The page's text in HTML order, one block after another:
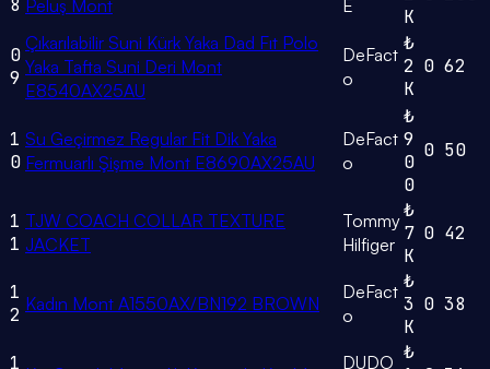
8 Peluş Mont
E
K
0
9
Çıkarılabilir Suni Kürk Yaka Dad Fıt Polo
Yaka Tafta Suni Deri Mont
E8540AX25AU
DeFact
o
₺
2
K
0 62
1
0
Su Geçirmez Regular Fit Dik Yaka
Fermuarlı Şişme Mont E8690AX25AU
DeFact
o
₺
9
0
0
0 50
1
1
TJW COACH COLLAR TEXTURE
JACKET
Tommy
Hilfiger
₺
7
K
0 42
1
2 Kadın Mont A1550AX/BN192 BROWN
DeFact
o
₺
3
K
0 38
1 DUDO ₺